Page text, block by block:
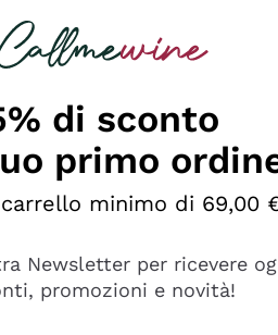
di sconto
primo
minimo di 69,00
Newsletter per ricevere
promozioni e novità!